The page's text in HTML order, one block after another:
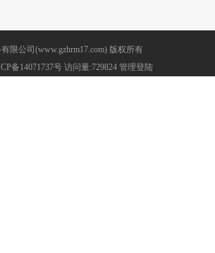
限公司(www.gzhrm17.com) 版权所有
备14071737号 访问量:729824 管理登陆